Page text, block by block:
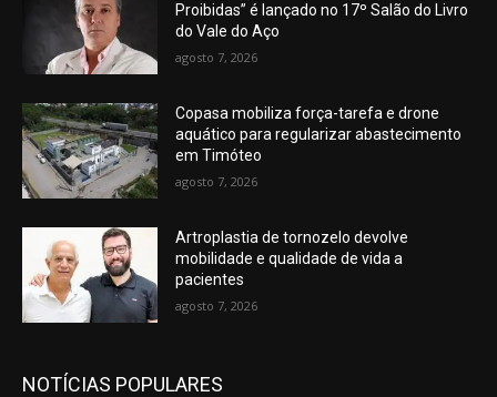
Proibidas” é lançado no 17º Salão do Livro
do Vale do Aço
agosto 7, 2026
Copasa mobiliza força-tarefa e drone
aquático para regularizar abastecimento
em Timóteo
agosto 7, 2026
Artroplastia de tornozelo devolve
mobilidade e qualidade de vida a
pacientes
agosto 7, 2026
NOTÍCIAS POPULARES